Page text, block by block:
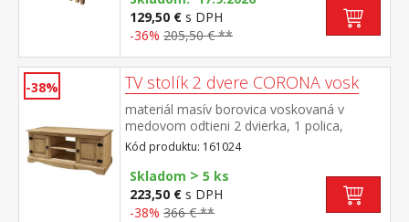
129,50 € s DPH
-36% 205,50 € **
-38% TV stolík 2 dvere CORONA vosk
materiál masív borovica voskovaná v
medovom odtieni 2 dvierka, 1 polica,
kovové ozdobné úchytky súčasť zostavy
Corona
Kód produktu: 161024
Skladom > 5 ks
223,50 € s DPH
-38% 366 € **